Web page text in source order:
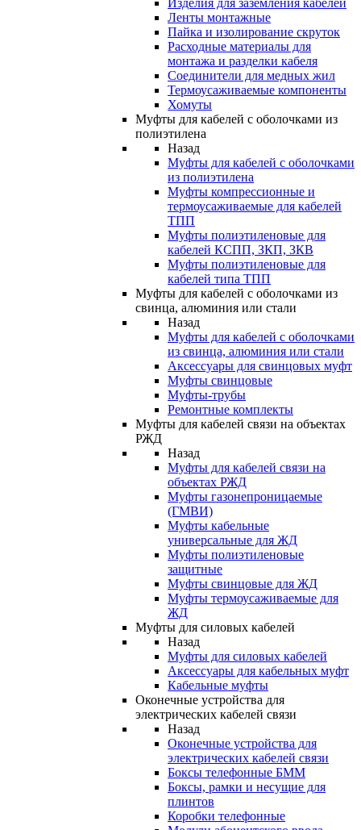
Изделия для заземления кабелей
Ленты монтажные
Пайка и изолирование скруток
Расходные материалы для
монтажа и разделки кабеля
Соединители для медных жил
Термоусаживаемые компоненты
Хомуты
Муфты для кабелей с оболочками из
полиэтилена
Назад
Муфты для кабелей с оболочками
из полиэтилена
Муфты компрессионные и
термоусаживаемые для кабелей
ТПП
Муфты полиэтиленовые для
кабелей КСПП, ЗКП, ЗКВ
Муфты полиэтиленовые для
кабелей типа ТПП
Муфты для кабелей с оболочками из
свинца, алюминия или стали
Назад
Муфты для кабелей с оболочками
из свинца, алюминия или стали
Аксессуары для свинцовых муфт
Муфты свинцовые
Муфты-трубы
Ремонтные комплекты
Муфты для кабелей связи на объектах
РЖД
Назад
Муфты для кабелей связи на
объектах РЖД
Муфты газонепроницаемые
(ГМВИ)
Муфты кабельные
универсальные для ЖД
Муфты полиэтиленовые
защитные
Муфты свинцовые для ЖД
Муфты термоусаживаемые для
ЖД
Муфты для силовых кабелей
Назад
Муфты для силовых кабелей
Аксессуары для кабельных муфт
Кабельные муфты
Оконечные устройства для
электрических кабелей связи
Назад
Оконечные устройства для
электрических кабелей связи
Боксы телефонные БММ
Боксы, рамки и несущие для
плинтов
Коробки телефонные